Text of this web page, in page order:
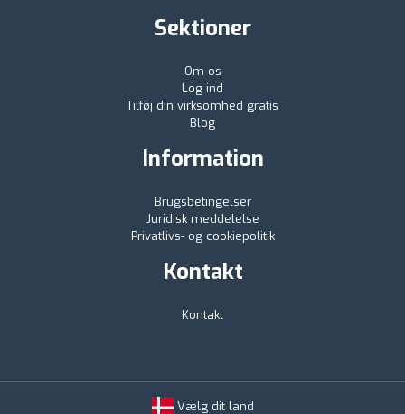
Sektioner
Om os
Log ind
Tilføj din virksomhed gratis
Blog
Information
Brugsbetingelser
Juridisk meddelelse
Privatlivs- og cookiepolitik
Kontakt
Kontakt
Vælg dit land